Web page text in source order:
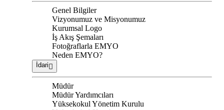
Genel Bilgiler
Vizyonumuz ve Misyonumuz
Kurumsal Logo
İş Akış Şemaları
Fotoğraflarla EMYO
Neden EMYO?
İdari
Müdür
Müdür Yardımcıları
Yüksekokul Yönetim Kurulu